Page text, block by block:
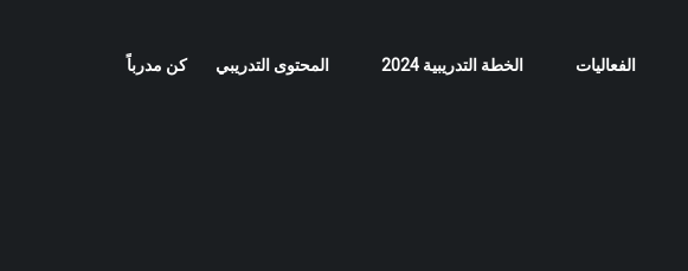
الفعاليات الخطة التدريبية 2024 المحتوى التدريبي كن مدرباً